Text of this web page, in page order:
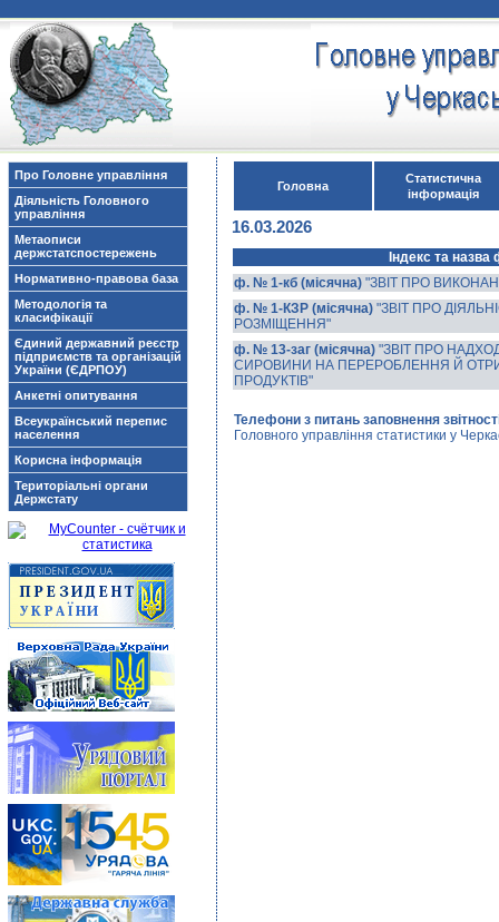
Про Головне управління
Діяльність Головного
управління
Метаописи
держстатспостережень
Нормативно-правова база
Методологія та
класифікації
Єдиний державний реєстр
підприємств та організацій
України (ЄДРПОУ)
Анкетні опитування
Всеукраїнський перепис
населення
Корисна інформація
Територіальні органи
Держстату
Головна
Статистична
інформація
16.03.2026
Індекс та
ф. № 1-кб (місячна) "ЗВІТ ПРО
ф. № 1-КЗР (місячна) "ЗВІТ ПРО
РОЗМІЩЕННЯ"
ф. № 13-заг (місячна) "ЗВІТ ПРО
СИРОВИНИ НА ПЕРЕРОБЛЕННЯ Й
ПРОДУКТІВ"
Телефони з питань заповнення
Головного управління статистики у